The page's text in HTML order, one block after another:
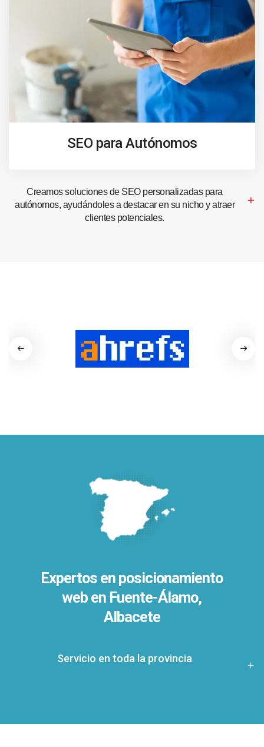
SEO para Autónomos
Creamos soluciones de SEO personalizadas para
autónomos, ayudándoles a destacar en su nicho y atraer
clientes potenciales.
Expertos en posicionamiento
web en Fuente-Álamo,
Albacete
Servicio en toda la provincia